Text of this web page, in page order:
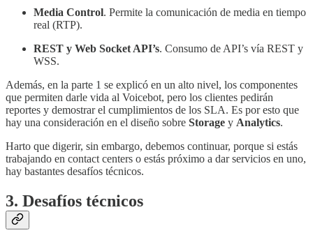
Media Control. Permite la comunicación de media en tiempo
real (RTP).
REST y Web Socket API’s. Consumo de API’s vía REST y
WSS.
Además, en la parte 1 se explicó en un alto nivel, los componentes
que permiten darle vida al Voicebot, pero los clientes pedirán
reportes y demostrar el cumplimientos de los SLA. Es por esto que
hay una consideración en el diseño sobre Storage y Analytics.
Harto que digerir, sin embargo, debemos continuar, porque si estás
trabajando en contact centers o estás próximo a dar servicios en uno,
hay bastantes desafíos técnicos.
3. Desafíos técnicos